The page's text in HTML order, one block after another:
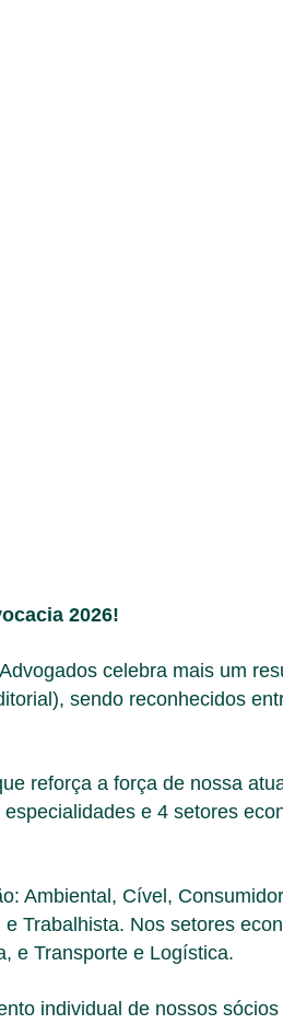
2026!
celebra mais um
sendo reconhecidos
reforça a força de nossa
e 4 setores
Ambiental, Cível,
Trabalhista. Nos setores
e Transporte e Logística.
individual de nossos